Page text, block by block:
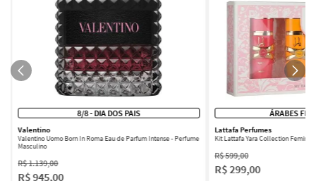
8/8 - DIA DOS PAIS
Valentino
Valentino Uomo Born In Roma Eau de Parfum Intense - Perfume
Masculino
R$1.139,00
R$945,00
ÁRABES
Lattafa Perfumes
Kit Lattafa Yara Collection
R$599,00
R$299,00